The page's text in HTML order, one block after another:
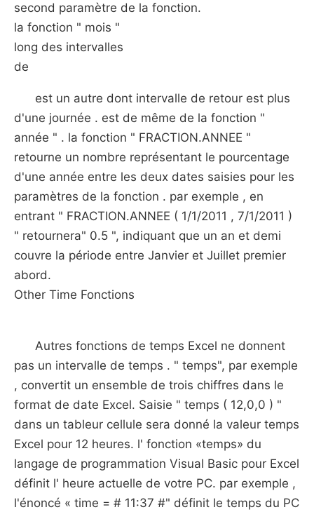
second paramètre de la fonction.
la fonction " mois "
long des intervalles
de
est un autre dont intervalle de retour est plus
d'une journée . est de même de la fonction "
année " . la fonction " FRACTION.ANNEE "
retourne un nombre représentant le pourcentage
d'une année entre les deux dates saisies pour les
paramètres de la fonction . par exemple , en
entrant " FRACTION.ANNEE ( 1/1/2011 , 7/1/2011 )
" retournera" 0.5 ", indiquant que un an et demi
couvre la période entre Janvier et Juillet premier
abord.
Other Time Fonctions
Autres fonctions de temps Excel ne donnent
pas un intervalle de temps . " temps", par exemple
, convertit un ensemble de trois chiffres dans le
format de date Excel. Saisie " temps ( 12,0,0 ) "
dans un tableur cellule sera donné la valeur temps
Excel pour 12 heures. l' fonction «temps» du
langage de programmation Visual Basic pour Excel
définit l' heure actuelle de votre PC. par exemple ,
l'énoncé « time = # 11:37 #" définit le temps du PC